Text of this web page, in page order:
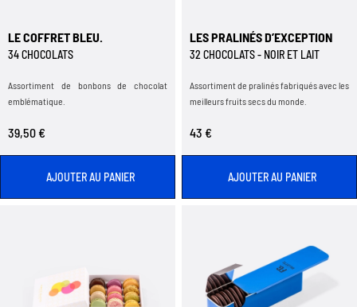
LE COFFRET BLEU.
34 CHOCOLATS
Assortiment de bonbons de chocolat
emblématique.
39,50 €
AJOUTER AU PANIER
LES PRALINÉS D’EXCEPTION
32 CHOCOLATS - NOIR ET LAIT
Assortiment de pralinés fabriqués avec les
meilleurs fruits secs du monde.
43 €
AJOUTER AU PANIER